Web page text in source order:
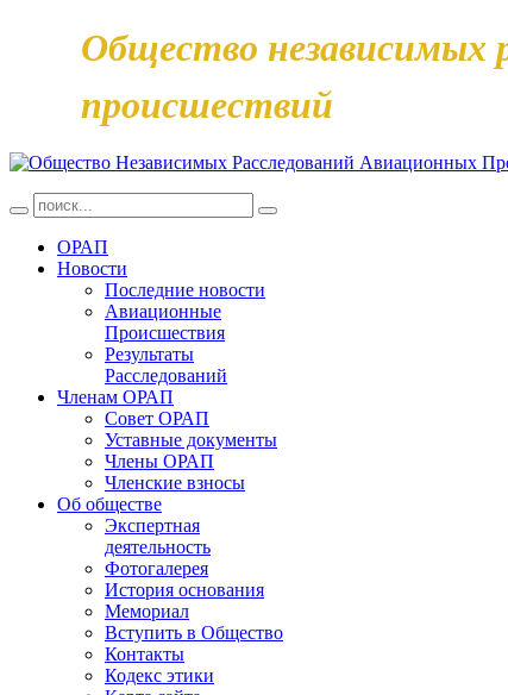
Общество независимых
происшествий
ОРАП
Новости
Последние новости
Авиационные
Происшествия
Результаты
Расследований
Членам ОРАП
Совет ОРАП
Уставные документы
Члены ОРАП
Членские взносы
Об обществе
Экспертная
деятельность
Фотогалерея
История основания
Мемориал
Вступить в Общество
Контакты
Кодекс этики